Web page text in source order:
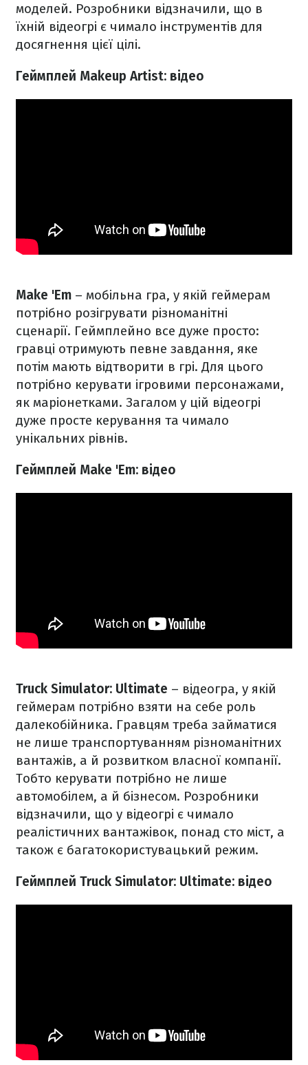
моделей. Розробники відзначили, що в
їхній відеогрі є чимало інструментів для
досягнення цієї цілі.
Геймплей Makeup Artist: відео
Make 'Em – мобільна гра, у якій геймерам
потрібно розігрувати різноманітні
сценарії. Геймплейно все дуже просто:
гравці отримують певне завдання, яке
потім мають відтворити в грі. Для цього
потрібно керувати ігровими персонажами,
як маріонетками. Загалом у цій відеогрі
дуже просте керування та чимало
унікальних рівнів.
Геймплей Make 'Em: відео
Truck Simulator: Ultimate – відеогра, у якій
геймерам потрібно взяти на себе роль
далекобійника. Гравцям треба займатися
не лише транспортуванням різноманітних
вантажів, а й розвитком власної компанії.
Тобто керувати потрібно не лише
автомобілем, а й бізнесом. Розробники
відзначили, що у відеогрі є чимало
реалістичних вантажівок, понад сто міст, а
також є багатокористувацький режим.
Геймплей Truck Simulator: Ultimate: відео